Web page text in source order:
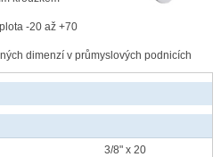
-20 až +70
dimenzí v průmyslových podnicích
3/8" x 20